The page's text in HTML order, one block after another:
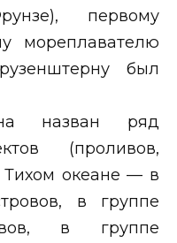
первому
мореплавателю
был
назван ряд
(проливов,
Тихом океане — в
в группе
в группе